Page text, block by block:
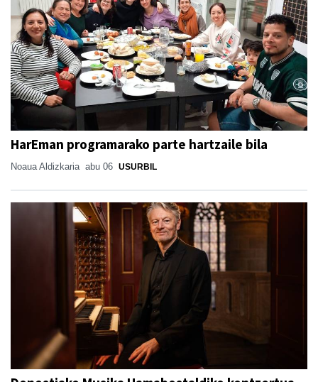
HarEman programarako parte hartzaile bila
Noaua Aldizkaria abu 06 USURBIL